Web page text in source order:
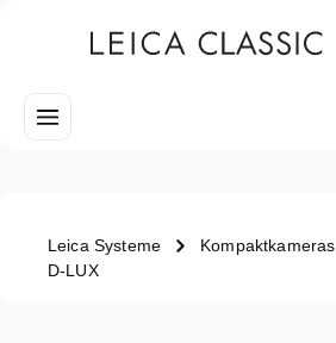
Leica Systeme Kompaktkameras
D-LUX